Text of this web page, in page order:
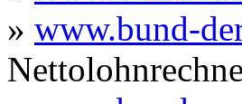
» www.bund-